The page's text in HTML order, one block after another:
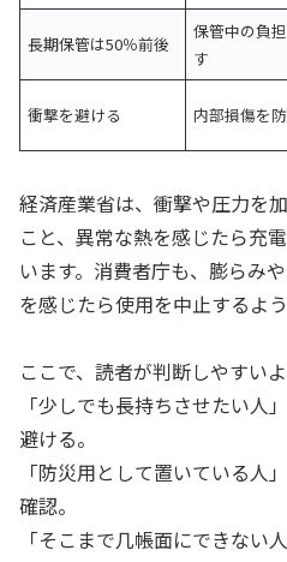
長期保管は50％前後
保管中の負
す
衝撃を避ける 内部損傷を
経済産業省は、衝撃や圧力を
こと、異常な熱を感じたら充
います。消費者庁も、膨らみ
を感じたら使用を中止するよ
ここで、読者が判断しやすい
「少しでも長持ちさせたい人
避ける。
「防災用として置いている人
確認。
「そこまで几帳面にできない